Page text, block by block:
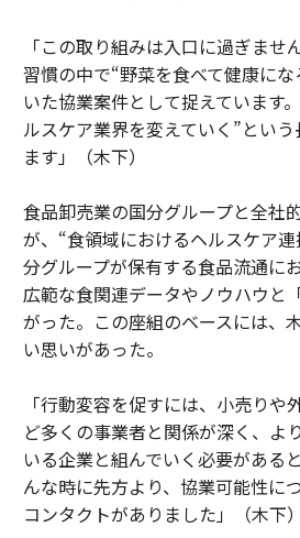
「この取り組みは入口に過ぎませ
習慣の中で“野菜を食べて健康に
いた協業案件として捉えています
ルスケア業界を変えていく”とい
ます」（木下）
食品卸売業の国分グループと全社
が、“食領域におけるヘルスケア
分グループが保有する食品流通に
広範な食関連データやノウハウと
がった。この座組のベースには、
い思いがあった。
「行動変容を促すには、小売りや
ど多くの事業者と関係が深く、よ
いる企業と組んでいく必要がある
んな時に先方より、協業可能性に
コンタクトがありました」（木下）